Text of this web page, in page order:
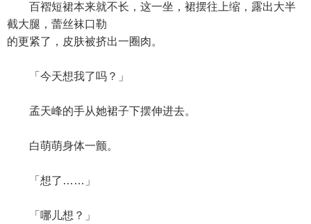
百褶短裙本来就不长，这一坐，裙摆往上缩，露出大半
截大腿，蕾丝袜口勒
的更紧了，皮肤被挤出一圈肉。
「今天想我了吗？」
孟天峰的手从她裙子下摆伸进去。
白萌萌身体一颤。
「想了……」
「哪儿想？」